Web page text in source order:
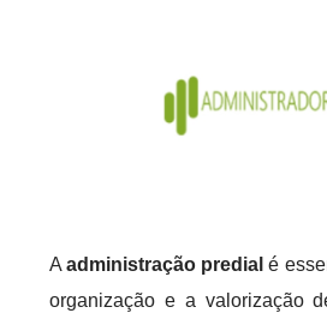
Aadministração predial é
organização e a valorização